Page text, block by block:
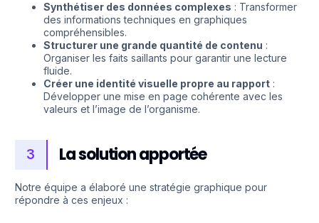
Synthétiser des données complexes : Transformer
des informations techniques en graphiques
compréhensibles.
Structurer une grande quantité de contenu :
Organiser les faits saillants pour garantir une lecture
fluide.
Créer une identité visuelle propre au rapport :
Développer une mise en page cohérente avec les
valeurs et l’image de l’organisme.
3 La solution apportée
Notre équipe a élaboré une stratégie graphique pour
répondre à ces enjeux :